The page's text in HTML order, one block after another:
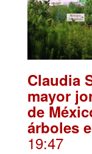
Claudia
mayor
de
árboles
19:47